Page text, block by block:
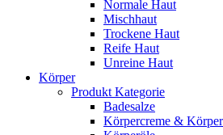
Normale Haut
Mischhaut
Trockene Haut
Reife Haut
Unreine Haut
Körper
Produkt Kategorie
Badesalze
Körpercreme &